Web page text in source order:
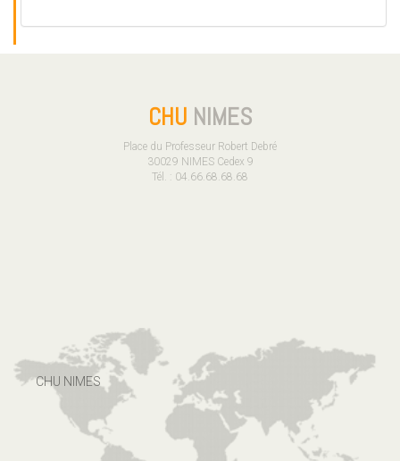
CHU NIMES
Place du Professeur Robert Debré
30029 NIMES Cedex 9
Tél. : 04.66.68.68.68
CHU NIMES